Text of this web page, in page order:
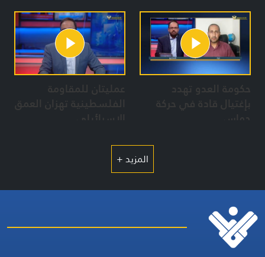
حكومة العدو تهدد
بإغتيال قادة في حركة
حماس
عمليتان للمقاومة
الفلسطينية تهزان العمق
المزيد +